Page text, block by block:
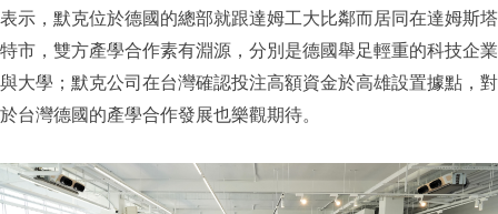
表示，默克位於德國的總部就跟達姆工大比鄰而居同在達姆斯塔
特市，雙方產學合作素有淵源，分別是德國舉足輕重的科技企業
與大學；默克公司在台灣確認投注高額資金於高雄設置據點，對
於台灣德國的產學合作發展也樂觀期待。